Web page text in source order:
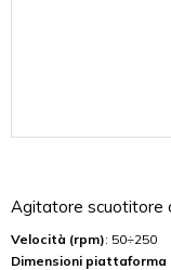
Agitatore scuotitore
Velocità (rpm): 50÷250
Dimensioni piattaforma